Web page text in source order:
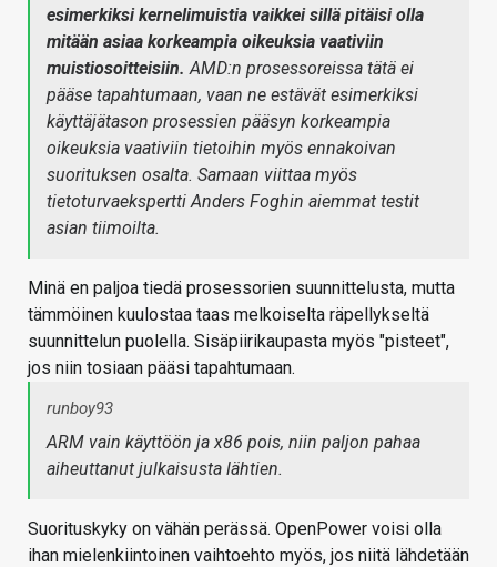
esimerkiksi kernelimuistia vaikkei sillä pitäisi olla
mitään asiaa korkeampia oikeuksia vaativiin
muistiosoitteisiin. AMD:n prosessoreissa tätä ei
pääse tapahtumaan, vaan ne estävät esimerkiksi
käyttäjätason prosessien pääsyn korkeampia
oikeuksia vaativiin tietoihin myös ennakoivan
suorituksen osalta. Samaan viittaa myös
tietoturvaekspertti Anders Foghin aiemmat testit
asian tiimoilta.
Minä en paljoa tiedä prosessorien suunnittelusta, mutta
tämmöinen kuulostaa taas melkoiselta räpellykseltä
suunnittelun puolella. Sisäpiirikaupasta myös "pisteet",
jos niin tosiaan pääsi tapahtumaan.
runboy93
ARM vain käyttöön ja x86 pois, niin paljon pahaa
aiheuttanut julkaisusta lähtien.
Suorituskyky on vähän perässä. OpenPower voisi olla
ihan mielenkiintoinen vaihtoehto myös, jos niitä lähdetään